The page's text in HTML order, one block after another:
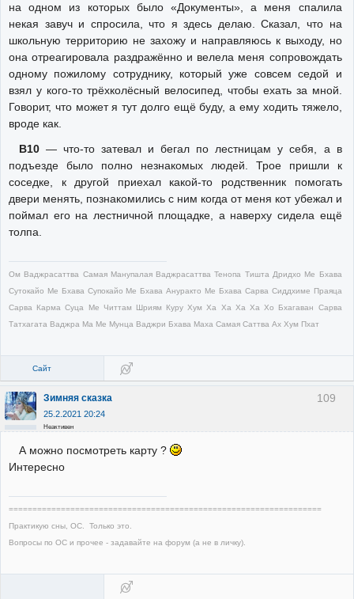
на одном из которых было «Документы», а меня спалила
некая завуч и спросила, что я здесь делаю. Сказал, что на
школьную территорию не захожу и направляюсь к выходу, но
она отреагировала раздражённо и велела меня сопровождать
одному пожилому сотруднику, который уже совсем седой и
взял у кого-то трёхколёсный велосипед, чтобы ехать за мной.
Говорит, что может я тут долго ещё буду, а ему ходить тяжело,
вроде как.
В10— что-то затевал и бегал по лестницам у себя, а в
подъезде было полно незнакомых людей. Трое пришли к
соседке, к другой приехал какой-то родственник помогать
двери менять, познакомились с ним когда от меня кот убежал и
поймал его на лестничной площадке, а наверху сидела ещё
толпа.
Ом Ваджрасаттва Самая Манупалая Ваджрасаттва Тенопа Тишта Дридхо Ме Бхава
Сутокайо Ме Бхава Супокайо Ме Бхава Ануракто Ме Бхава Сарва Сиддхиме Праяца
Сарва Карма Суца Ме Читтам Шриям Куру Хум Ха Ха Ха Ха Хо Бхагаван Сарва
Татхагата Ваджра Ма Ме Мунца Ваджри Бхава Маха Самая Саттва Ах Хум Пхат
Сайт
109
Зимняя сказка
25.2.2021 20:24
Неактивен
А можно посмотреть карту ?
Интересно
==================================================================
Практикую сны, ОС. Только это.
Вопросы по ОС и прочее - задавайте на форум (а не в личку).